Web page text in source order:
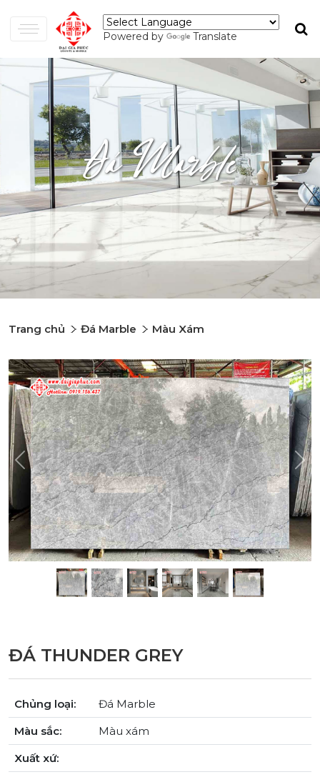
Powered by Translate
Đá Marble
Trang chủ Đá Marble Màu Xám
Previous
ĐÁ THUNDER GREY
Chủng loại:
Đá Marble
Màu sắc:
Màu xám
Xuất xứ: